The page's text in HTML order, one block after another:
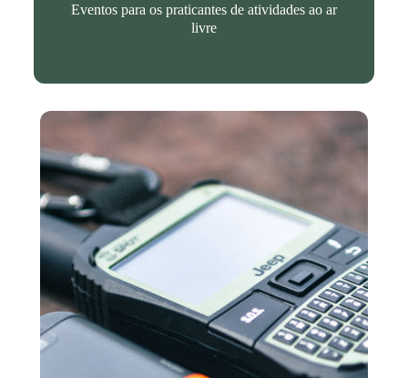
Eventos para os praticantes de atividades ao ar
livre